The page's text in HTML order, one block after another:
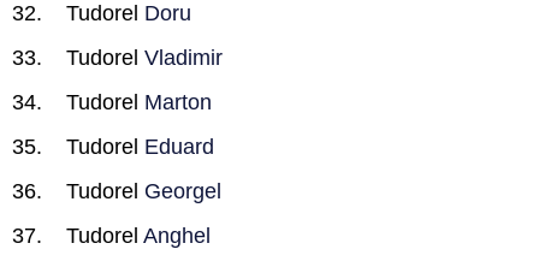
Tudorel Doru
Tudorel Vladimir
Tudorel Marton
Tudorel Eduard
Tudorel Georgel
Tudorel Anghel